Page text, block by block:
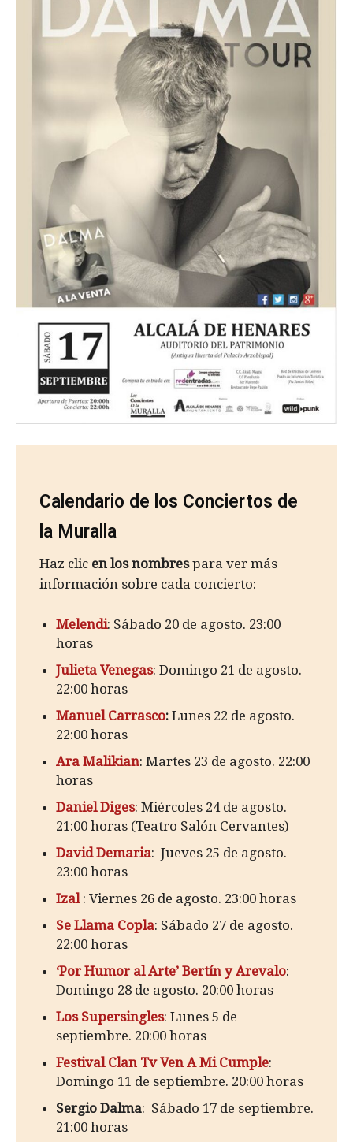
Calendario de los Conciertos de
la Muralla
Haz clic en los nombrespara ver más
información sobre cada concierto:
Melendi: Sábado 20 de agosto. 23:00
horas
Julieta Venegas: Domingo 21 de agosto.
22:00 horas
Manuel Carrasco: Lunes 22 de agosto.
22:00 horas
Ara Malikian: Martes 23 de agosto. 22:00
horas
Daniel Diges: Miércoles 24 de agosto.
21:00 horas (Teatro Salón Cervantes)
David Demaria: Jueves 25 de agosto.
23:00 horas
Izal : Viernes 26 de agosto. 23:00 horas
Se Llama Copla: Sábado 27 de agosto.
22:00 horas
‘Por Humor al Arte’ Bertín y Arevalo:
Domingo 28 de agosto. 20:00 horas
Los Supersingles: Lunes 5 de
septiembre. 20:00 horas
Festival Clan Tv Ven A Mi Cumple:
Domingo 11 de septiembre. 20:00 horas
Sergio Dalma: Sábado 17 de septiembre.
21:00 horas